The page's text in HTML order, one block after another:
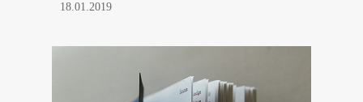
18.01.2019